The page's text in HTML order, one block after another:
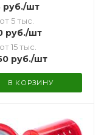
руб./шт
5 тыс.
руб./шт
15 тыс.
руб./шт
В КОРЗИНУ